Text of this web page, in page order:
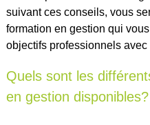
suivant ces conseils, vous
formation en gestion qui
objectifs professionnels avec
Quels sont les
en gestion disponibles?